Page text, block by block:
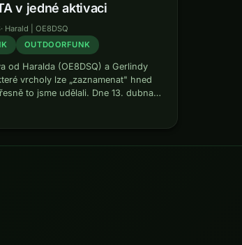
v jedné aktivaci
· Harald | OE8DSQ
OUTDOORFUNK
od Haralda (OE8DSQ) a Gerlindy
vrcholy lze „zaznamenat" hned
to jsme udělali. Dne 13. dubna